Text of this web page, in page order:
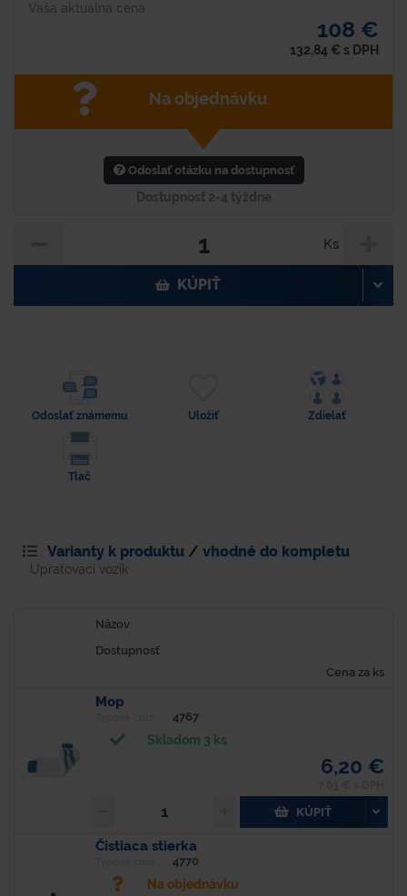
Vaša aktuálna cena
108 €
132,84 € s DPH
Na objednávku
Odoslať otázku na dostupnosť
Dostupnosť 2-4 týždne
Ks
KÚPIŤ
Odoslať známemu Uložiť Zdielať
Tlač
Varianty k produktu / vhodné do kompletu
Upratovací vozík
Názov
Dostupnosť
Cena za ks
Mop
4767
Skladom 3 ks
6,20 €
KÚPIŤ
Čistiaca stierka
4770
Na objednávku